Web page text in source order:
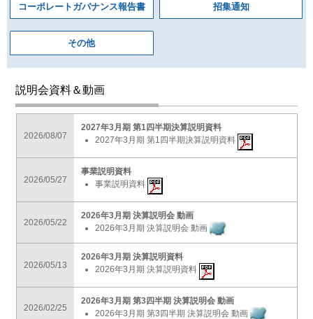
コーポレートガバナンス報告書 招集通知
その他
説明会資料＆動画
2026/08/07
2027年3月期 第1四半期決算説明資料
2027年3月期 第1四半期決算説明資料
2026/05/27
事業説明資料
事業説明資料
2026/05/22
2026年3月期 決算説明会 動画
2026年3月期 決算説明会 動画
2026/05/13
2026年3月期 決算説明資料
2026年3月期 決算説明資料
2026/02/25
2026年3月期 第3四半期 決算説明会 動画
2026年3月期 第3四半期 決算説明会 動画